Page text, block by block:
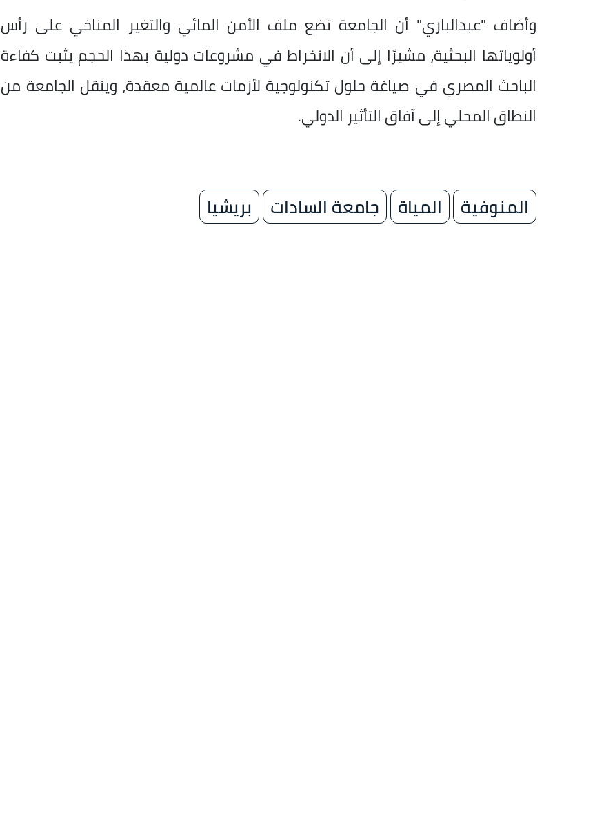
وأضاف "عبدالباري" أن الجامعة تضع ملف الأمن المائي والتغير المناخي على رأس
أولوياتها البحثية، مشيرًا إلى أن الانخراط في مشروعات دولية بهذا الحجم يثبت كفاءة
الباحث المصري في صياغة حلول تكنولوجية لأزمات عالمية معقدة، وينقل الجامعة من
النطاق المحلي إلى آفاق التأثير الدولي.
المنوفية المياة جامعة السادات بريشيا